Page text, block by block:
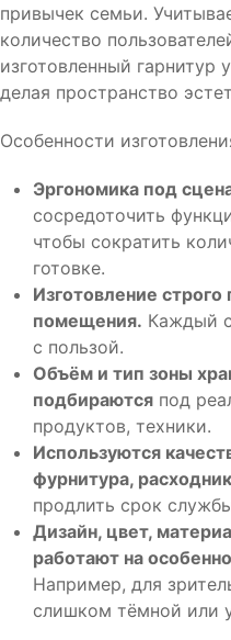
привычек семьи.
количество
изготовленный
делая пространство
Особенности
Эргономика под
сосредоточить
чтобы сократить
готовке.
Изготовление строго
помещения. Каждый
с пользой.
Объём и тип зоны
подбираются под
продуктов, техники.
Используются
фурнитура,
продлить срок
Дизайн, цвет,
работают на
Например, для
слишком тёмной или